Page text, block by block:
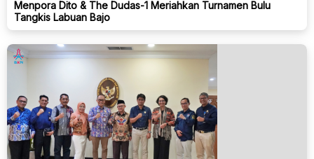
Menpora Dito & The Dudas-1 Meriahkan Turnamen Bulu
Tangkis Labuan Bajo